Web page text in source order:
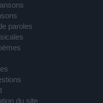
paroles
du site